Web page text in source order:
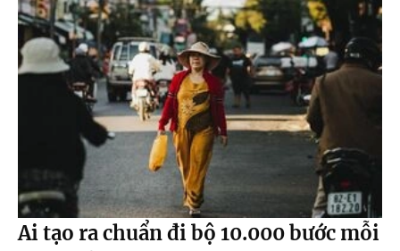
Ai tạo ra chuẩn đi bộ 10.000 bước mỗi